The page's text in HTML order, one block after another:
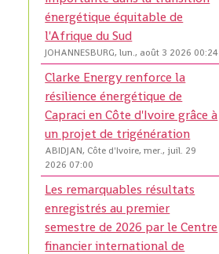
énergétique équitable de
l'Afrique du Sud
JOHANNESBURG, lun., août 3 2026 00:24
Clarke Energy renforce la
résilience énergétique de
Capraci en Côte d'Ivoire grâce à
un projet de trigénération
ABIDJAN, Côte d'Ivoire, mer., juil. 29
2026 07:00
Les remarquables résultats
enregistrés au premier
semestre de 2026 par le Centre
financier international de